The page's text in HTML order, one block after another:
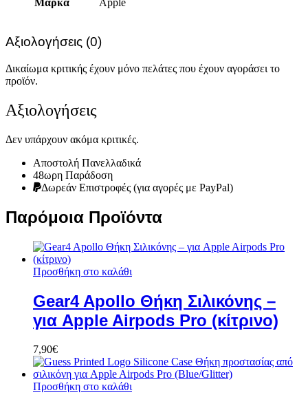
Αξιολογήσεις (0)
Δικαίωμα κριτικής έχουν μόνο πελάτες που έχουν αγοράσει το
προϊόν.
Αξιολογήσεις
Δεν υπάρχουν ακόμα κριτικές.
Αποστολή Πανελλαδικά
48ωρη Παράδοση
Δωρεάν Eπιστροφές (για αγορές με PayPal)
Παρόμοια Προϊόντα
Προσθήκη στο καλάθι
Gear4 Apollo Θήκη Σιλικόνης –
για Apple Airpods Pro (κίτρινο)
7,90€
Προσθήκη στο καλάθι